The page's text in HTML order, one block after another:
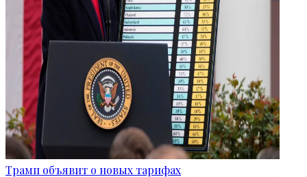
Трамп объявит о новых тарифах